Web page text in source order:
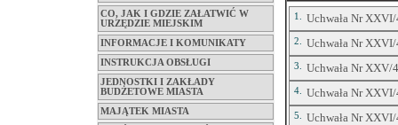
CO, JAK I GDZIE ZAŁATWIĆ W
URZĘDZIE MIEJSKIM
INFORMACJE I KOMUNIKATY
INSTRUKCJA OBSŁUGI
JEDNOSTKI I ZAKŁADY
BUDŻETOWE MIASTA
MAJĄTEK MIASTA
1. Uchwała Nr
2. Uchwała Nr
3. Uchwała Nr XXV/
4. Uchwała Nr
5. Uchwała Nr